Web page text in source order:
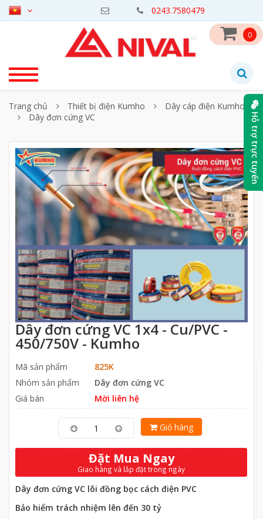
0243.7580479
0
Trang chủ Thiết bị điện Kumho
Dây cáp điện Kumho
Dây đơn cứng VC
Dây đơn cứng VC 1x4 - Cu/PVC -
450/750V - Kumho
Mã sản phẩm
825K
Nhóm sản phẩm
Dây đơn cứng VC
Giá bán
Mời liên hệ
Giỏ hàng
Đặt Mua Ngay
Giao hàng và lắp đặt trong ngày
Dây đơn cứng VC lõi đồng bọc cách điện PVC
Bảo hiểm trách nhiệm lên đến 30 tỷ
Hỗ trợ trực tuyến